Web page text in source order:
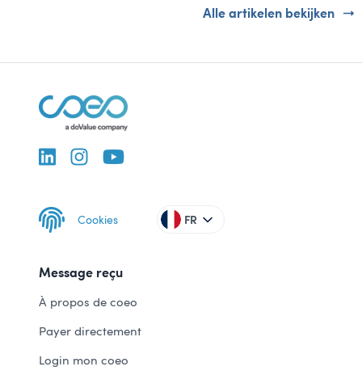
Alle artikelen bekijken
Cookies FR
Message reçu
À propos de coeo
Payer directement
Login mon coeo